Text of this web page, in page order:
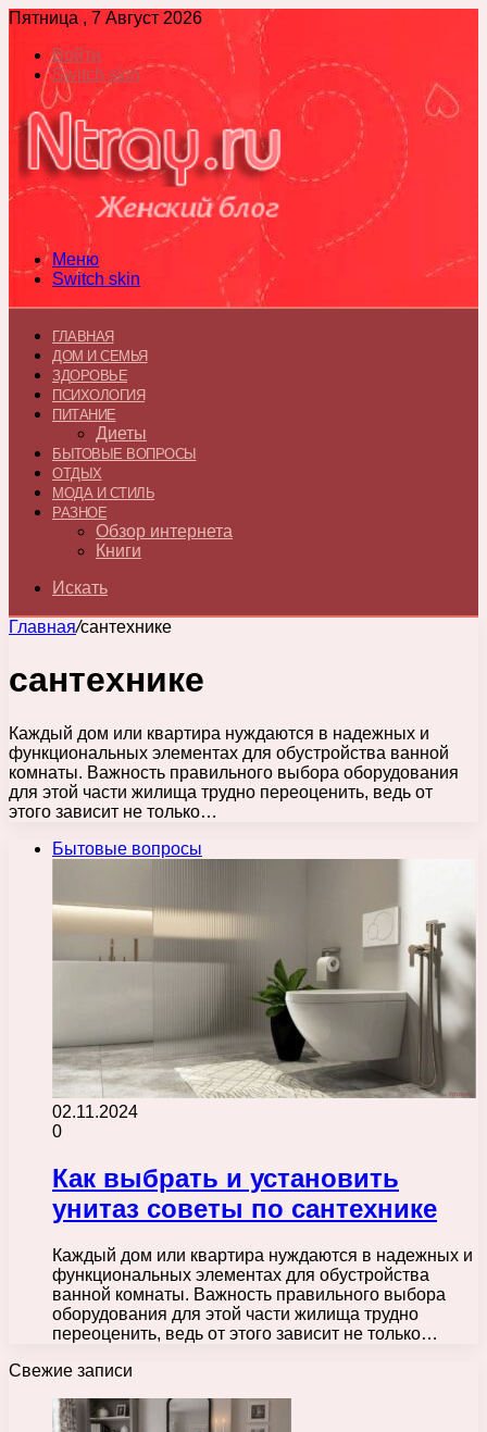
Пятница , 7 Август 2026
Войти
Switch skin
Меню
Switch skin
ГЛАВНАЯ
ДОМ И СЕМЬЯ
ЗДОРОВЬЕ
ПСИХОЛОГИЯ
ПИТАНИЕ
Диеты
БЫТОВЫЕ ВОПРОСЫ
ОТДЫХ
МОДА И СТИЛЬ
РАЗНОЕ
Обзор интернета
Книги
Искать
Главная/сантехнике
сантехнике
Каждый дом или квартира нуждаются в надежных и
функциональных элементах для обустройства ванной
комнаты. Важность правильного выбора оборудования
для этой части жилища трудно переоценить, ведь от
этого зависит не только…
Бытовые вопросы
02.11.2024
0
Как выбрать и установить
унитаз советы по сантехнике
Каждый дом или квартира нуждаются в надежных и
функциональных элементах для обустройства
ванной комнаты. Важность правильного выбора
оборудования для этой части жилища трудно
переоценить, ведь от этого зависит не только…
Свежие записи